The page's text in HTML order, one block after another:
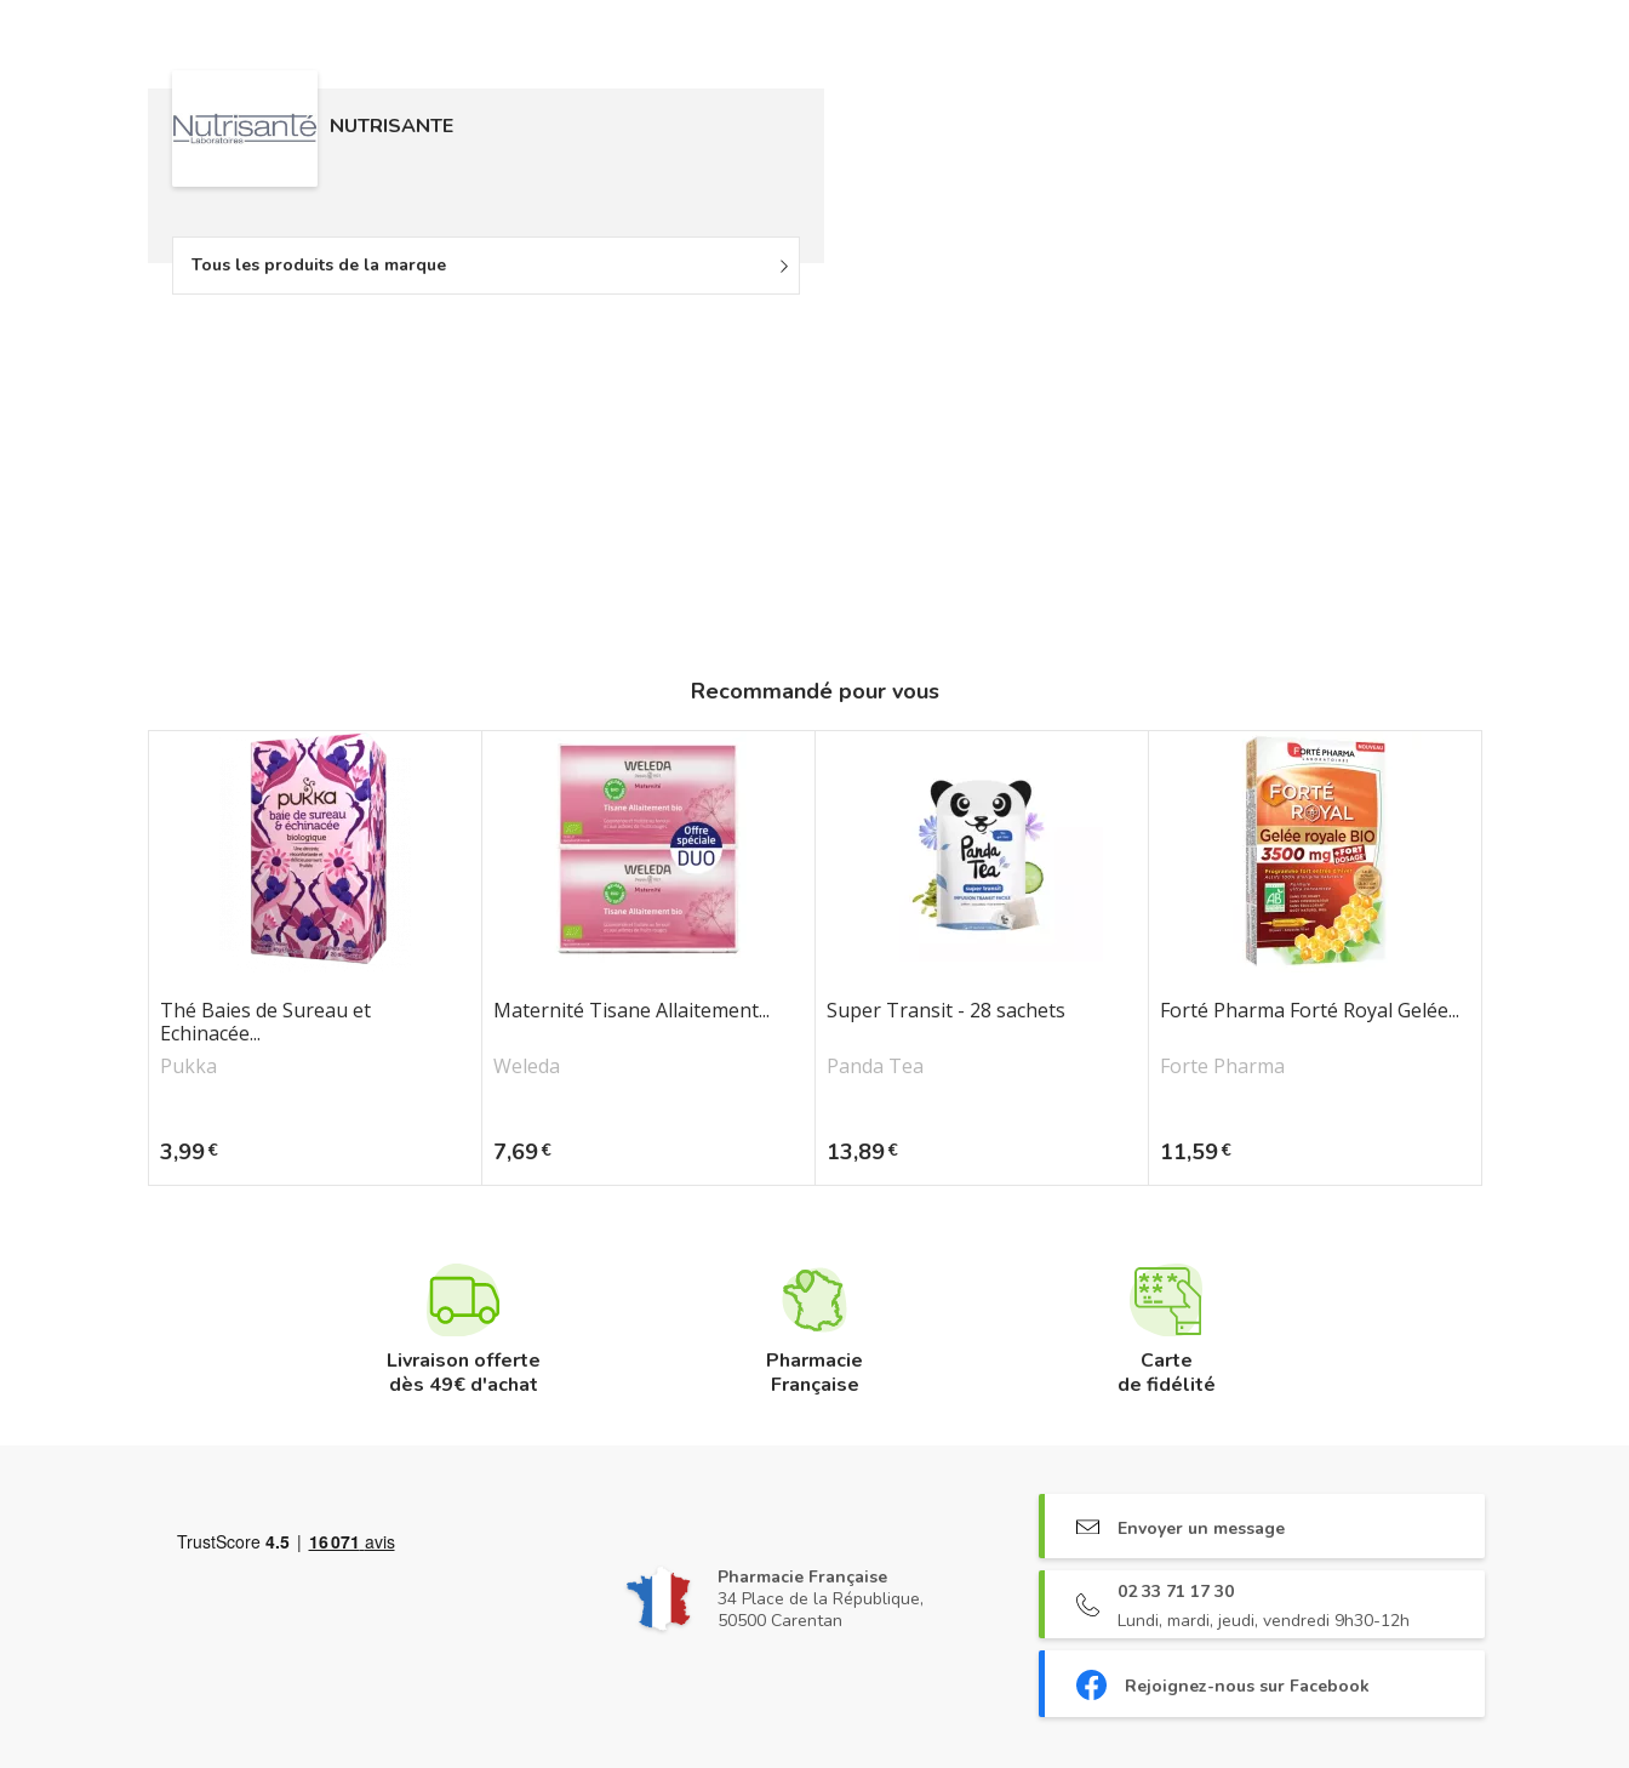
NUTRISANTE
Tous les produits de la marque
Recommandé pour vous
Thé Baies de Sureau et
Echinacée...
Pukka
Prix
3,99€
Maternité Tisane Allaitement...
Weleda
Prix
7,69€
Super Transit - 28 sachets
Panda Tea
Prix
13,89€
Forté Pharma Forté Royal Gelée...
Forte Pharma
Prix
11,59€
Livraison offerte
dès 49€ d'achat
Pharmacie
Française
Carte
de fidélité
Pharmacie Française
34 Place de la République,
50500 Carentan
Envoyer un message
02 33 71 17 30
Lundi, mardi, jeudi, vendredi 9h30-12h
Rejoignez-nous sur Facebook